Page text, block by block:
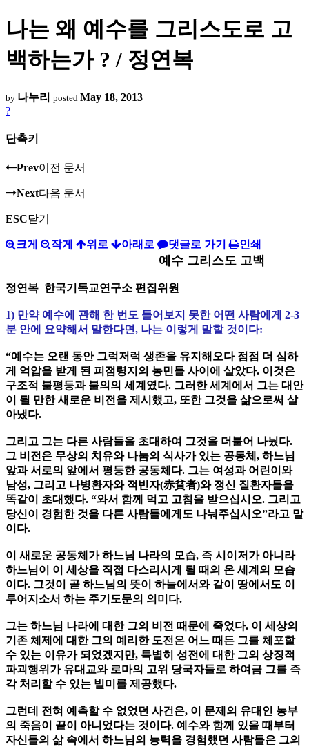
나는 왜 예수를 그리스도로 고
백하는가 ? / 정연복
by 나누리 posted May 18, 2013
?
단축키
Prev이전 문서
Next다음 문서
ESC닫기
크게 작게 위로 아래로 댓글로 가기 인쇄
예수 그리스도 고백
정연복 한국기독교연구소 편집위원
1) 만약 예수에 관해 한 번도 들어보지 못한 어떤 사람에게 2-3
분 안에 요약해서 말한다면, 나는 이렇게 말할 것이다:
“예수는 오랜 동안 그럭저럭 생존을 유지해오다 점점 더 심하
게 억압을 받게 된 피점령지의 농민들 사이에 살았다. 이것은
구조적 불평등과 불의의 세계였다. 그러한 세계에서 그는 대안
이 될 만한 새로운 비전을 제시했고, 또한 그것을 삶으로써 살
아냈다.
그리고 그는 다른 사람들을 초대하여 그것을 더불어 나눴다.
그 비전은 무상의 치유와 나눔의 식사가 있는 공동체, 하느님
앞과 서로의 앞에서 평등한 공동체다. 그는 여성과 어린이와
남성, 그리고 나병환자와 적빈자(赤貧者)와 정신 질환자들을
똑같이 초대했다. “와서 함께 먹고 고침을 받으십시오. 그리고
당신이 경험한 것을 다른 사람들에게도 나눠주십시오”라고 말
이다.
이 새로운 공동체가 하느님 나라의 모습, 즉 시이저가 아니라
하느님이 이 세상을 직접 다스리시게 될 때의 온 세계의 모습
이다. 그것이 곧 하느님의 뜻이 하늘에서와 같이 땅에서도 이
루어지소서 하는 주기도문의 의미다.
그는 하느님 나라에 대한 그의 비전 때문에 죽었다. 이 세상의
기존 체제에 대한 그의 예리한 도전은 어느 때든 그를 체포할
수 있는 이유가 되었겠지만, 특별히 성전에 대한 그의 상징적
파괴행위가 유대교와 로마의 고위 당국자들로 하여금 그를 즉
각 처리할 수 있는 빌미를 제공했다.
그런데 전혀 예측할 수 없었던 사건은, 이 문제의 유대인 농부
의 죽음이 끝이 아니었다는 것이다. 예수와 함께 있을 때부터
자신들의 삶 속에서 하느님의 능력을 경험했던 사람들은 그의